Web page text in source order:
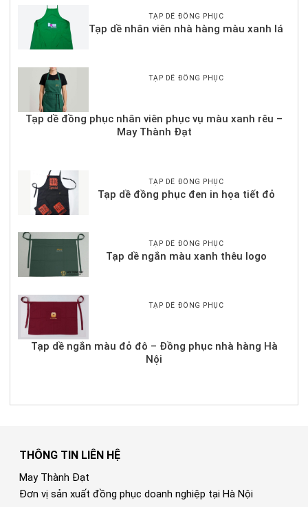
TẠP DỀ ĐỒNG PHỤC
Tạp dề nhân viên nhà hàng màu xanh lá
TẠP DỀ ĐỒNG PHỤC
Tạp dề đồng phục nhân viên phục vụ màu xanh rêu –
May Thành Đạt
TẠP DỀ ĐỒNG PHỤC
Tạp dề đồng phục đen in họa tiết đỏ
TẠP DỀ ĐỒNG PHỤC
Tạp dề ngắn màu xanh thêu logo
TẠP DỀ ĐỒNG PHỤC
Tạp dề ngắn màu đỏ đô – Đồng phục nhà hàng Hà
Nội
THÔNG TIN LIÊN HỆ
May Thành Đạt
Đơn vị sản xuất đồng phục doanh nghiệp tại Hà Nội